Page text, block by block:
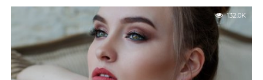
132.0K